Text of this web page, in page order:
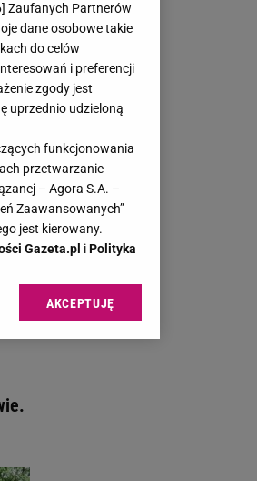
] Zaufanych Partnerów
dane osobowe takie
do celów
i preferencji
zgody jest
uprzednio udzieloną
funkcjonowania
przetwarzanie
– Agora S.A. –
Zaawansowanych”
jest kierowany.
Gazeta.pl iPolityka
sp. z o.o., jej
Zmiana ustawień
celów identyfikacji.
reklam i treści,
AKCEPTUJĘ